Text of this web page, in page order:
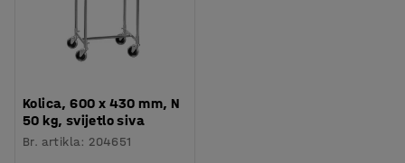
Kolica, 600 x 430 mm, N
50 kg, svijetlo siva
Br. artikla: 204651